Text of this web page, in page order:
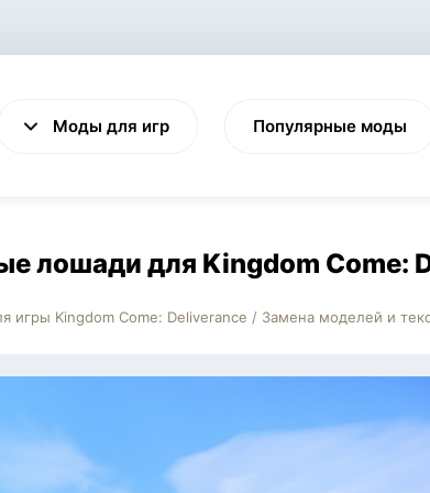
Моды для игр
VALHEIM CYBERPUNK 2077
Популярные моды
лошади для Kingdom Come:
игры Kingdom Come: Deliverance / Замена моделей и